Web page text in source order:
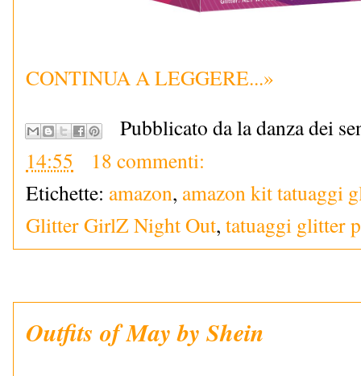
CONTINUA A LEGGERE...»
Pubblicato da la danza dei
14:55
18 commenti:
Etichette: amazon, amazon kit tatuaggi
Glitter GirlZ Night Out, tatuaggi glitter
Outfits of May by Shein